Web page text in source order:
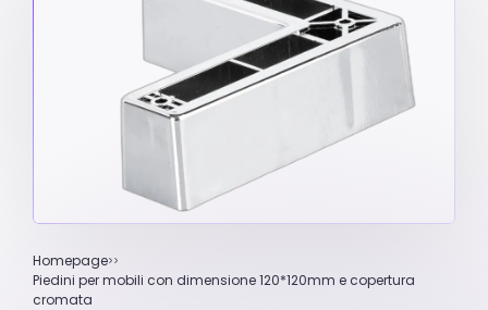
Homepage
Piedini per mobili con dimensione 120*120mm e copertura
cromata